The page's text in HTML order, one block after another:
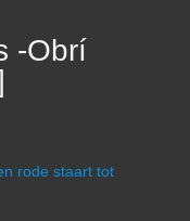
-Obrí
rode staart tot